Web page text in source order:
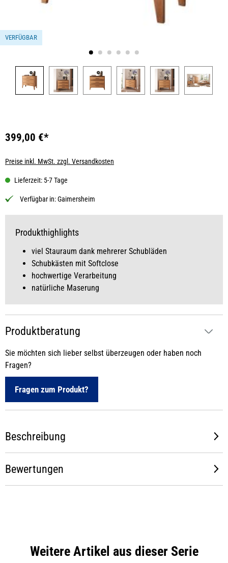
VERFÜGBAR
Produkthighlights
viel Stauraum dank mehrerer Schubläden
Schubkästen mit Softclose
hochwertige Verarbeitung
natürliche Maserung
399,00 €*
Preise inkl. MwSt. zzgl. Versandkosten
Lieferzeit: 5-7 Tage
Verfügbar in:Gaimersheim
Produktberatung
Sie möchten sich lieber selbst überzeugen oder haben noch
Fragen?
Fragen zum Produkt?
Beschreibung
Bewertungen
Weitere Artikel aus dieser Serie